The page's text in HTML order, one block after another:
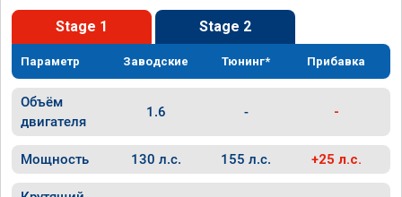
Stage 1 Stage 2
Параметр Заводские Тюнинг* Прибавка
Объём
двигателя
1.6 - -
Мощность 130 л.с. 155 л.с. +25 л.с.